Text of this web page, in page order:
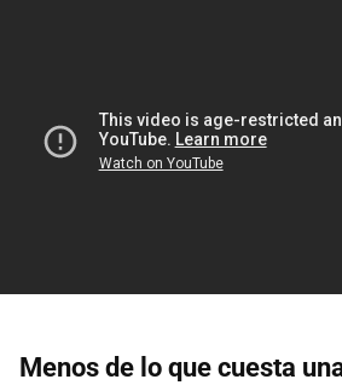
Menos de lo que cuesta